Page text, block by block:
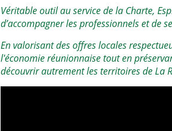
Véritable outil au service de la Charte,
d’accompagner les professionnels et de
En valorisant des offres locales
l'économie réunionnaise tout en
découvrir autrement les territoires de La